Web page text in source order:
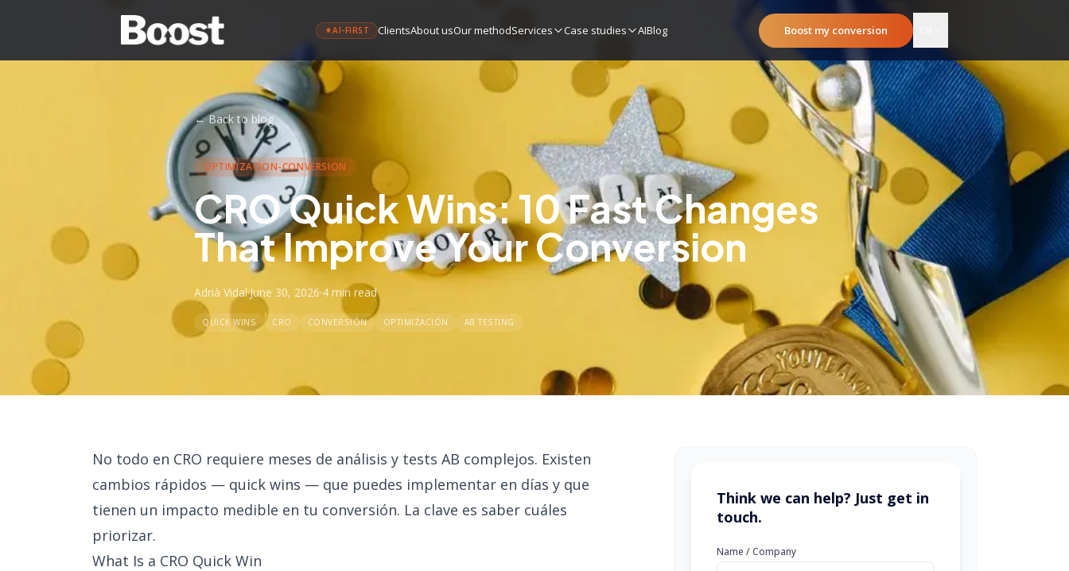
AI-FIRST ClientsAbout usOur methodServices Case studies AIBlog Boost my conversion
←Back to blog
OPTIMIZACION-CONVERSION
CRO Quick Wins: 10 Fast Changes
That Improve Your Conversion
Adrià Vidal·June 30, 2026·4 min read
QUICK WINS CRO CONVERSIÓN OPTIMIZACIÓN AB TESTING
No todo en CRO requiere meses de análisis y tests AB complejos. Existen
cambios rápidos — quick wins — que puedes implementar en días y que
tienen un impacto medible en tu conversión. La clave es saber cuáles
priorizar.
What Is a CRO Quick Win
Think we can help? Just get in
touch.
Name / Company